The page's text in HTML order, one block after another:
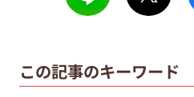
この記事のキーワード